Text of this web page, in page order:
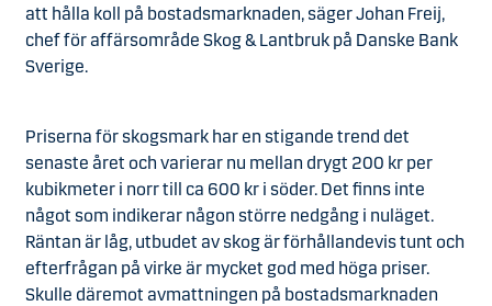
att hålla koll på bostadsmarknaden, säger Johan Freij,
chef för affärsområde Skog & Lantbruk på Danske Bank
Sverige.
Priserna för skogsmark har en stigande trend det
senaste året och varierar nu mellan drygt 200 kr per
kubikmeter i norr till ca 600 kr i söder. Det finns inte
något som indikerar någon större nedgång i nuläget.
Räntan är låg, utbudet av skog är förhållandevis tunt och
efterfrågan på virke är mycket god med höga priser.
Skulle däremot avmattningen på bostadsmarknaden